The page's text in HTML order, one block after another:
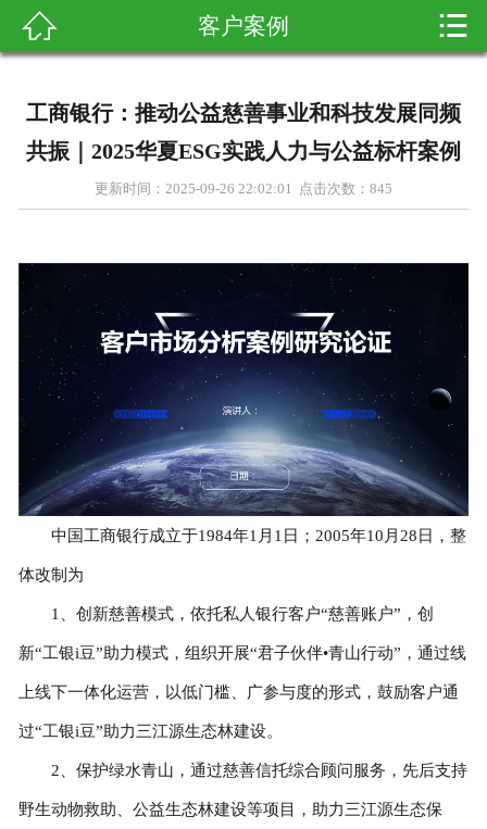
产品展示
新闻资讯
科普知识
联系我们
 客户案例 
工商银行：推动公益慈善事业和科技发展同频
共振｜2025华夏ESG实践人力与公益标杆案例
更新时间：2025-09-26 22:02:01 点击次数： 845
中国工商银行成立于1984年1月1日；2005年10月28日，整
体改制为
1、创新慈善模式，依托私人银行客户“慈善账户”，创
新“工银i豆”助力模式，组织开展“君子伙伴•青山行动”，通过线
上线下一体化运营，以低门槛、广参与度的形式，鼓励客户通
过“工银i豆”助力三江源生态林建设。
2、保护绿水青山，通过慈善信托综合顾问服务，先后支持
野生动物救助、公益生态林建设等项目，助力三江源生态保